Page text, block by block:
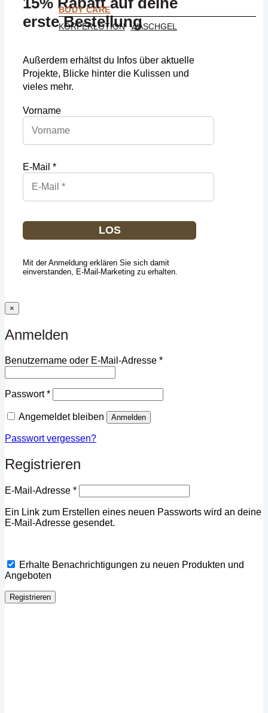
BODY CARE
KÖRPERLOTION WASCHGEL
erste Bestellung
Außerdem erhältst du Infos über aktuelle
Projekte, Blicke hinter die Kulissen und
vieles mehr.
Vorname
E-Mail *
LOS
Mit der Anmeldung erklären Sie sich damit
einverstanden, E-Mail-Marketing zu erhalten.
×
Anmelden
Benutzername oder E-Mail-Adresse *Erforderlich
Passwort*Erforderlich
Angemeldet bleiben Anmelden
Passwort vergessen?
Registrieren
E-Mail-Adresse *Erforderlich
Ein Link zum Erstellen eines neuen Passworts wird an deine
E-Mail-Adresse gesendet.
Erhalte Benachrichtigungen zu neuen Produkten und
Angeboten
Registrieren